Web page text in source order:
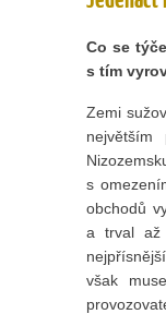
Co se
s tím
Zemi
s
obchodů
a trval až
však